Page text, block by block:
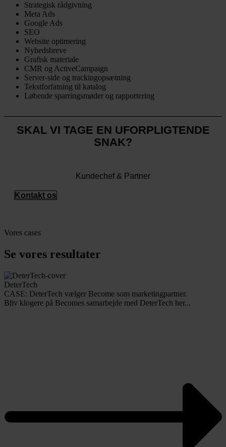
Strategisk rådgivning
Meta Ads
Google Ads
SEO
Website optimering
Nyhedsbreve
Grafisk materiale
CMR og ActiveCampaign
Server-side og trackingopsætning
Tekstforfatning til katalog
Løbende sparringsmøder og rapportering
SKAL VI TAGE EN UFORPLIGTENDE
SNAK?
Kundechef & Partner
Kontakt os
Vores cases
Se vores resultater
DeterTech
CASE: DeterTech vælger Become som marketingpartner.
Bliv klogere på Becomes samarbejde med DeterTech her...